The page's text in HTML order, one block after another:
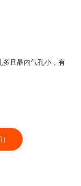
多且晶内气孔小，有